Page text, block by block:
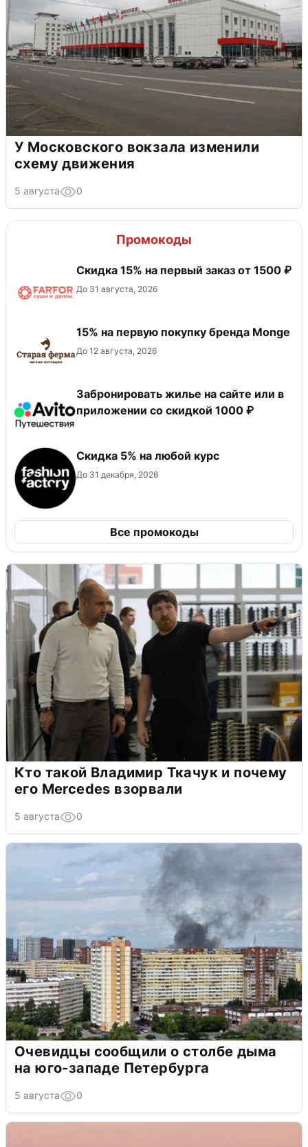
У Московского вокзала изменили
схему движения
5 августа 0
Промокоды
Скидка 15% на первый заказ от 1500 ₽
До 31 августа, 2026
15% на первую покупку бренда Monge
До 12 августа, 2026
Забронировать жилье на сайте или в
приложении со скидкой 1000 ₽
Скидка 5% на любой курс
До 31 декабря, 2026
Все промокоды
Кто такой Владимир Ткачук и почему
его Mercedes взорвали
5 августа 0
Очевидцы сообщили о столбе дыма
на юго-западе Петербурга
5 августа 0